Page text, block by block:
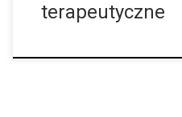
terapeutyczne